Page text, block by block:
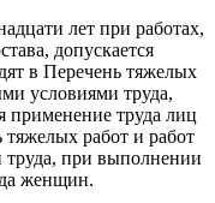
лет при работах,
допускается
в Перечень тяжелых
условиями труда,
применение труда лиц
работ и работ
при выполнении
женщин.